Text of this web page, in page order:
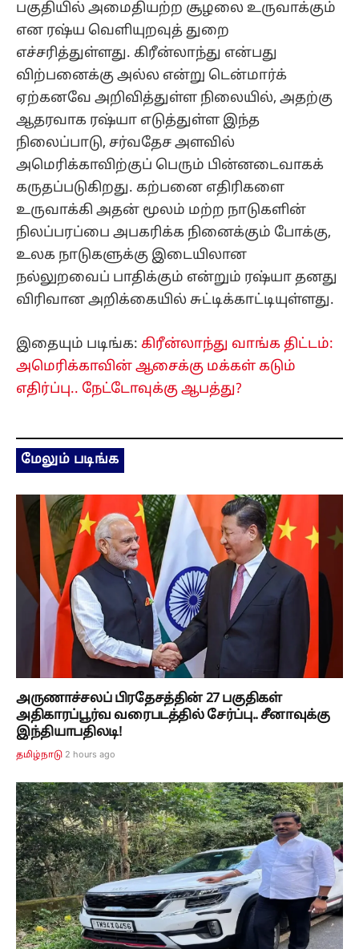
பகுதியில் அமைதியற்ற சூழலை உருவாக்கும்
என ரஷ்ய வெளியுறவுத் துறை
எச்சரித்துள்ளது. கிரீன்லாந்து என்பது
விற்பனைக்கு அல்ல என்று டென்மார்க்
ஏற்கனவே அறிவித்துள்ள நிலையில், அதற்கு
ஆதரவாக ரஷ்யா எடுத்துள்ள இந்த
நிலைப்பாடு, சர்வதேச அளவில்
அமெரிக்காவிற்குப் பெரும் பின்னடைவாகக்
கருதப்படுகிறது. கற்பனை எதிரிகளை
உருவாக்கி அதன் மூலம் மற்ற நாடுகளின்
நிலப்பரப்பை அபகரிக்க நினைக்கும் போக்கு,
உலக நாடுகளுக்கு இடையிலான
நல்லுறவைப் பாதிக்கும் என்றும் ரஷ்யா தனது
விரிவான அறிக்கையில் சுட்டிக்காட்டியுள்ளது.
இதையும் படிங்க: கிரீன்லாந்து வாங்க திட்டம்:
அமெரிக்காவின் ஆசைக்கு மக்கள் கடும்
எதிர்ப்பு.. நேட்டோவுக்கு ஆபத்து?
மேலும் படிங்க
அருணாச்சலப் பிரதேசத்தின் 27 பகுதிகள்
அதிகாரப்பூர்வ வரைபடத்தில் சேர்ப்பு.. சீனாவுக்கு
இந்தியாபதிலடி!
தமிழ்நாடு 2 hours ago